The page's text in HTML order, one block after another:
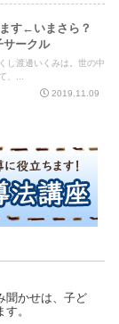
す←いまさら？
サークル
し渡邊いくみは。世の中
、...
2019.11.09
聞かせは、子ど
。